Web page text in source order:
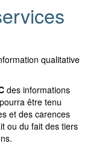
qualitative
des informations
être tenu
et des carences
ou du fait des tiers